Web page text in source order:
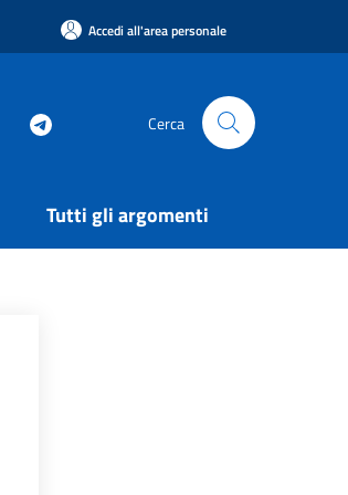
Accedi all'area personale
Cerca
Tutti gli argomenti